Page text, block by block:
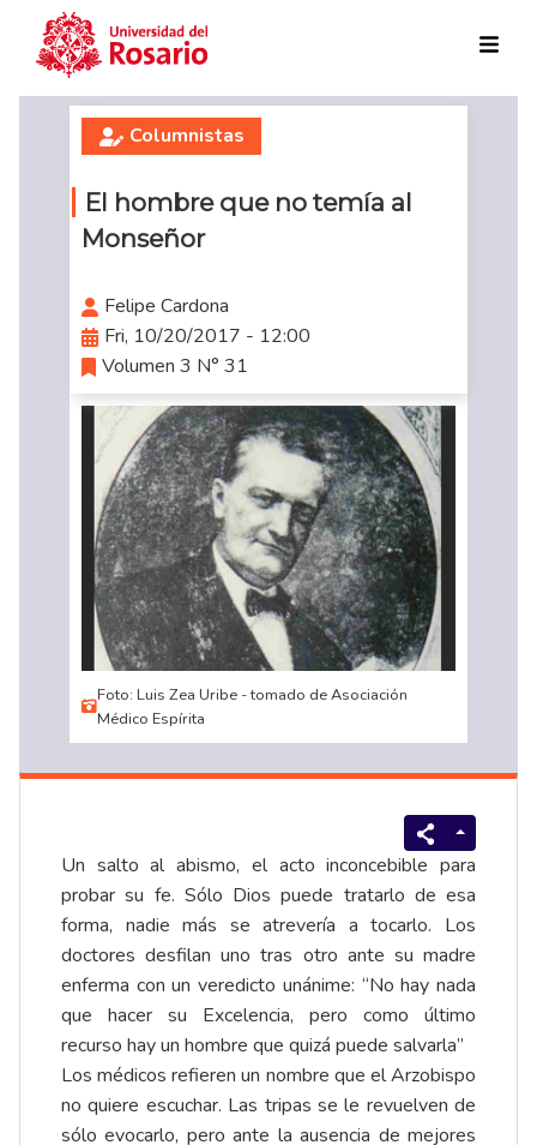
Skip to main content
Columnistas
El hombre que no temía al
Monseñor
Felipe Cardona
Fri, 10/20/2017 - 12:00
Volumen 3 N° 31
Foto: Luis Zea Uribe - tomado de Asociación
Médico Espírita
Un salto al abismo, el acto inconcebible para
probar su fe. Sólo Dios puede tratarlo de esa
forma, nadie más se atrevería a tocarlo. Los
doctores desfilan uno tras otro ante su madre
enferma con un veredicto unánime: “No hay nada
que hacer su Excelencia, pero como último
recurso hay un hombre que quizá puede salvarla”
Los médicos refieren un nombre que el Arzobispo
no quiere escuchar. Las tripas se le revuelven de
sólo evocarlo, pero ante la ausencia de mejores